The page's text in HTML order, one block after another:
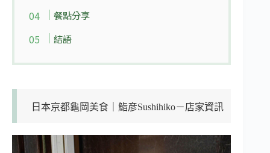
餐點分享
結語
日本京都龜岡美食｜鮨彦Sushihiko－店家資訊